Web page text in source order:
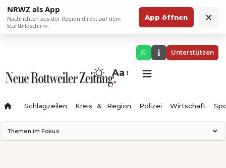
NRWZ als App
Nachrichten aus der Region direkt auf dem
Startbildschirm.
App öffnen ×
Unterstützen
Aa
Schlagzeilen Kreis & Region Polizei Wirtschaft
Themen im Fokus